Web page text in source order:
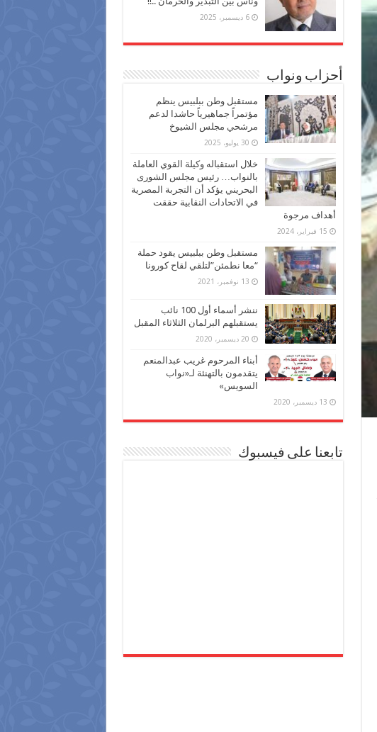
6 ديسمبر، 2025
أحزاب ونواب
مستقبل وطن ببلبيس ينظم
مؤتمراً جماهيرياً حاشدا لدعم
مرشحي مجلس الشيوخ
30 يوليو، 2025
خلال استقباله وكيلة القوي العاملة
بالنواب… رئيس مجلس الشورى
البحريني يؤكد أن التجربة المصرية
في الاتحادات النقابية حققت
أهداف مرجوة
15 فبراير، 2024
مستقبل وطن ببلبيس يقود حملة
“معا نطمئن”لتلقي لقاح كورونا
13 نوفمبر، 2021
ننشر أسماء أول 100 نائب
يستقبلهم البرلمان الثلاثاء المقبل
20 ديسمبر، 2020
أبناء المرحوم غريب عبدالمنعم
يتقدمون بالتهنئة لـ«نواب
السويس»
13 ديسمبر، 2020
تابعنا على فيسبوك